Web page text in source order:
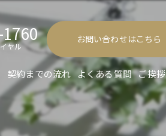
ヤル
お問い合わせはこちら
契約までの流れ よくある質問 ご挨拶